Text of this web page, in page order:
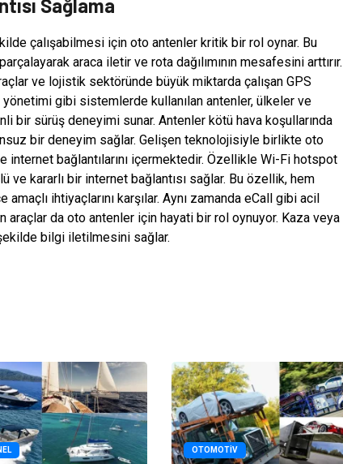
Sağlama
çalışabilmesi için oto antenler kritik bir rol oynar. Bu
araca iletir ve rota dağılımının mesafesini arttırır.
ve lojistik sektöründe büyük miktarda çalışan GPS
gibi sistemlerde kullanılan antenler, ülkeler ve
bir sürüş deneyimi sunar. Antenler kötü hava koşullarında
bir deneyim sağlar. Gelişen teknolojisiyle birlikte oto
internet bağlantılarını içermektedir. Özellikle Wi-Fi hotspot
ve kararlı bir internet bağlantısı sağlar. Bu özellik, hem
ihtiyaçlarını karşılar. Aynı zamanda eCall gibi acil
araçlar da oto antenler için hayati bir rol oynuyor. Kaza veya
bilgi iletilmesini sağlar.
OTOMOTIV